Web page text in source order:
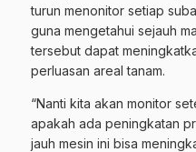
turun menonitor setiap
guna mengetahui sejauh
tersebut dapat
perluasan areal tanam.
“Nanti kita akan monitor
apakah ada peningkatan
jauh mesin ini bisa